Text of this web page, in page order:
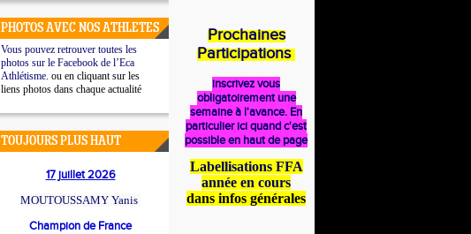
PHOTOS AVEC NOS ATHLETES
Vous pouvez retrouver toutes les
photos sur le Facebook de l’Eca
Athlétisme. ou en cliquant sur les
liens photos dans chaque actualité
TOUJOURS PLUS HAUT
17 juillet 2026
MOUTOUSSAMY Yanis
Champion de France
Prochaines
Participations
inscrivez vous
obligatoirement une
semaine à l'avance. En
particulier ici quand c'est
possible en haut de page
Labellisations FFA
année en cours
dans infos générales